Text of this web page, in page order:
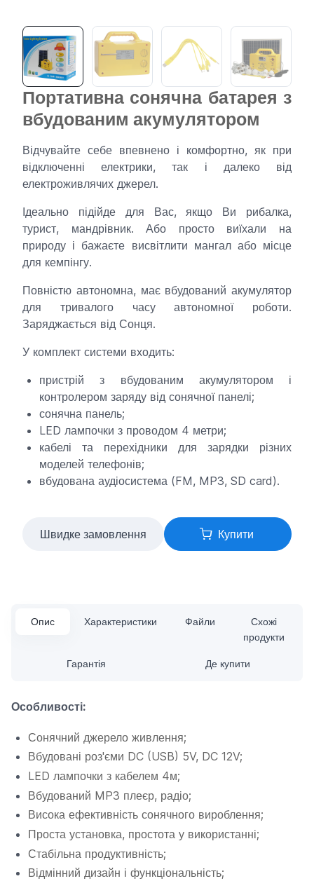
Портативна сонячна батарея з
вбудованим акумулятором
Відчувайте себе впевнено і комфортно, як при
відключенні електрики, так і далеко від
електроживлячих джерел.
Ідеально підійде для Вас, якщо Ви рибалка,
турист, мандрівник. Або просто виїхали на
природу і бажаєте висвітлити мангал або місце
для кемпінгу.
Повністю автономна, має вбудований акумулятор
для тривалого часу автономної роботи.
Заряджається від Сонця.
У комплект системи входить:
пристрій з вбудованим акумулятором і
контролером заряду від сонячної панелі;
сонячна панель;
LED лампочки з проводом 4 метри;
кабелі та перехідники для зарядки різних
моделей телефонів;
вбудована аудіосистема (FM, MP3, SD card).
Швидке замовлення Купити
Опис Характеристики Файли
Схожі
продукти
Гарантія Де купити
Особливості:
Сонячний джерело живлення;
Вбудовані роз'єми DC (USB) 5V, DC 12V;
LED лампочки з кабелем 4м;
Вбудований MP3 плеєр, радіо;
Висока ефективність сонячного вироблення;
Проста установка, простота у використанні;
Стабільна продуктивність;
Відмінний дизайн і функціональність;